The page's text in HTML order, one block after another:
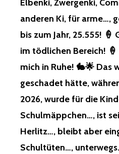
Elbenki, Zwergenki,
anderen Ki, für arme…,
bis zum Jahr, 25.555!
im tödlichen Bereich!
mich in Ruhe! 🐇🌟 Das
geschadet hätte,
2026, wurde für die
Schulmäppchen…, ist
Herlitz…, bleibt aber
Schultüten…,